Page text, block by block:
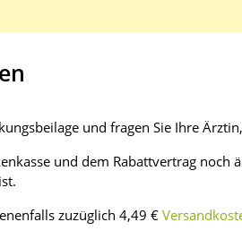
und fragen Sie Ihre
und dem Rabattvertrag noch
zuzüglich 4,49 €